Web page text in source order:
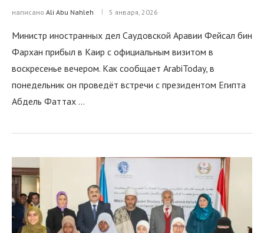
написано Ali Abu Nahleh 5 января, 2026
Министр иностранных дел Саудовской Аравии Фейсал бин
Фархан прибыл в Каир с официальным визитом в
воскресенье вечером. Как сообщает ArabiToday, в
понедельник он проведёт встречи с президентом Египта
Абдель Фаттах …